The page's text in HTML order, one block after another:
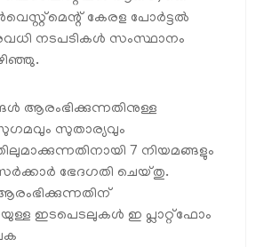
കേരള പോര്‍ട്ടല്‍
നടപടികള്‍ സംസ്ഥാനം
ആരംഭിക്കുന്നതിനുള്ള
സുതാര്യവും
7 നിയമങ്ങളും
സര്‍ക്കാര്‍ ഭേദഗതി ചെയ്തു.
ഇടപെടലുകള്‍ ഇ പ്ലാറ്റ്‌ഫോം